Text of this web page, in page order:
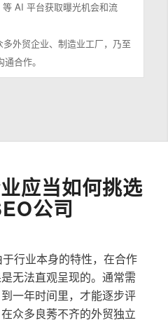
AI 平台获取曝光机会和流
多外贸企业、制造业工厂，乃至
合作。
应当如何挑选
公司
行业本身的特性，在合作
无法直观呈现的。通常需
一年时间里，才能逐步评
众多良莠不齐的外贸独立